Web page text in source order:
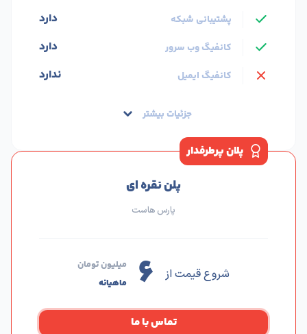
پشتیبانی شبکه دارد
کانفیگ وب سرور دارد
کانفیگ ایمیل ندارد
جزئیات بیشتر
پلان پرطرفدار
پلن نقره ای
پارس هاست
شروع قیمت از ۶
میلیون تومان
ماهیانه
تماس با ما